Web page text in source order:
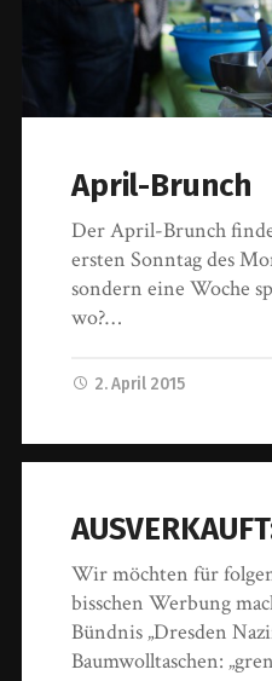
April-Brunch
Der April-Brunch
ersten Sonntag des
sondern eine Woche
wo?…
2. April 2015
Wir möchten für
bisschen Werbung
Bündnis „Dresden
Baumwolltaschen: